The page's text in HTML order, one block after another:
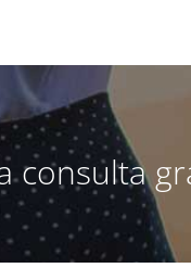
consulta